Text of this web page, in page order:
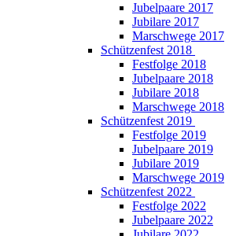
Jubelpaare 2017
Jubilare 2017
Marschwege 2017
Schützenfest 2018
Festfolge 2018
Jubelpaare 2018
Jubilare 2018
Marschwege 2018
Schützenfest 2019
Festfolge 2019
Jubelpaare 2019
Jubilare 2019
Marschwege 2019
Schützenfest 2022
Festfolge 2022
Jubelpaare 2022